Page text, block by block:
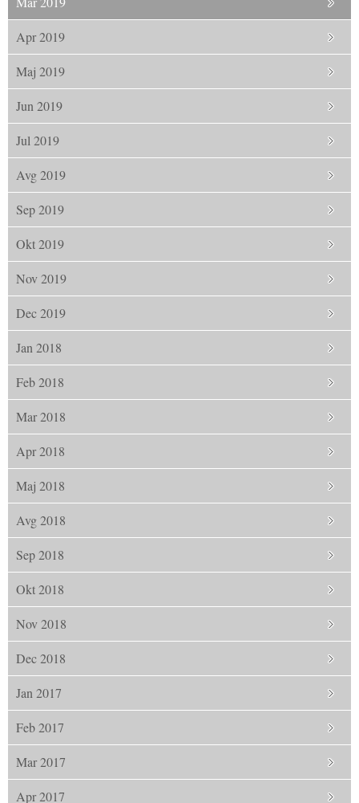
Apr 2019
Maj 2019
Jun 2019
Jul 2019
Avg 2019
Sep 2019
Okt 2019
Nov 2019
Dec 2019
Jan 2018
Feb 2018
Mar 2018
Apr 2018
Maj 2018
Avg 2018
Sep 2018
Okt 2018
Nov 2018
Dec 2018
Jan 2017
Feb 2017
Mar 2017
Apr 2017